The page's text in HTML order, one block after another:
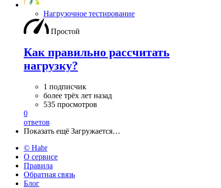
Нагрузочное тестирование
Простой
Как правильно рассчитать
нагрузку?
1 подписчик
более трёх лет назад
535 просмотров
0
ответов
Показать ещё Загружается…
© Habr
О сервисе
Правила
Обратная связь
Блог